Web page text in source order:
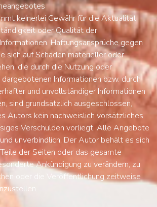
keinerlei Gewähr für die Aktualität,
oder Qualität der
Haftungsansprüche gegen
sich auf Schäden materieller oder
die durch die Nutzung oder
Informationen bzw. durch
und unvollständiger Informationen
sind grundsätzlich ausgeschlossen,
Autors kein nachweislich vorsätzliches
Verschulden vorliegt. Alle Angebote
unverbindlich. Der Autor behält es sich
der Seiten oder das gesamte
Ankündigung zu verändern, zu
oder die Veröffentlichung zeitweise